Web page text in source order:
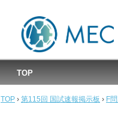
MEC国試速報掲
TOP
TOP › 第115回 国試速報掲示板 › F